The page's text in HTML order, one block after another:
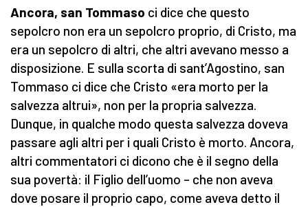
Ancora, san Tommaso ci dice che questo
sepolcro non era un sepolcro proprio, di Cristo, ma
era un sepolcro di altri, che altri avevano messo a
disposizione. E sulla scorta di sant’Agostino, san
Tommaso ci dice che Cristo «era morto per la
salvezza altrui», non per la propria salvezza.
Dunque, in qualche modo questa salvezza doveva
passare agli altri per i quali Cristo è morto. Ancora,
altri commentatori ci dicono che è il segno della
sua povertà: il Figlio dell’uomo – che non aveva
dove posare il proprio capo, come aveva detto il